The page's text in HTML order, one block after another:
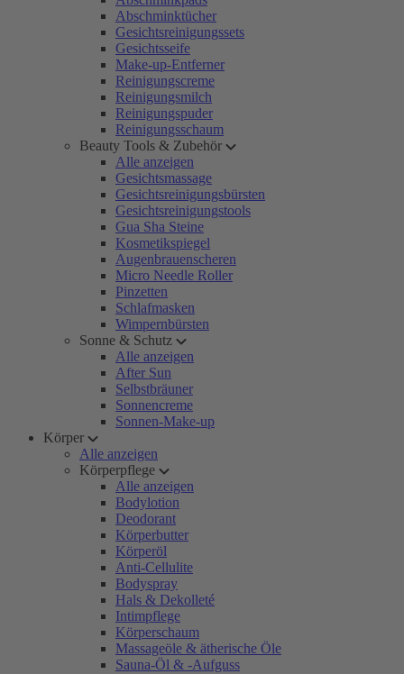
Abschminktücher
Gesichtsreinigungssets
Gesichtsseife
Make-up-Entferner
Reinigungscreme
Reinigungsmilch
Reinigungspuder
Reinigungsschaum
Beauty Tools & Zubehör
Alle anzeigen
Gesichtsmassage
Gesichtsreinigungsbürsten
Gesichtsreinigungstools
Gua Sha Steine
Kosmetikspiegel
Augenbrauenscheren
Micro Needle Roller
Pinzetten
Schlafmasken
Wimpernbürsten
Sonne & Schutz
Alle anzeigen
After Sun
Selbstbräuner
Sonnencreme
Sonnen-Make-up
Körper
Alle anzeigen
Körperpflege
Alle anzeigen
Bodylotion
Deodorant
Körperbutter
Körperöl
Anti-Cellulite
Bodyspray
Hals & Dekolleté
Intimpflege
Körperschaum
Massageöle & ätherische Öle
Sauna-Öl & -Aufguss